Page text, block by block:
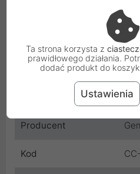
Długość 1.8
Producent
Kod
Ta strona korzysta z
prawidłowego działania.
dodać produkt do
Ustawienia